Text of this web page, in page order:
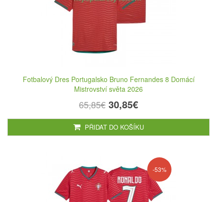
Fotbalový Dres Portugalsko Bruno Fernandes 8 Domácí
Mistrovství světa 2026
65,85€ 30,85€
PŘIDAT DO KOŠÍKU
-53%